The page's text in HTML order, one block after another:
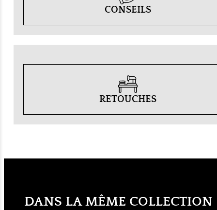
CONSEILS
RETOUCHES
DANS LA MÊME COLLECTION